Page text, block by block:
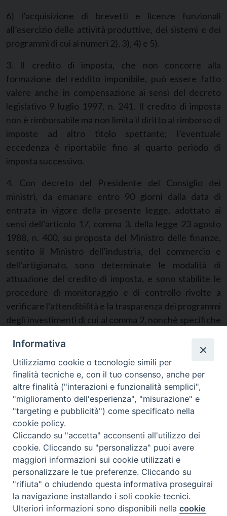
6) l’acquisizione di brevetti e licenze funzionali
all’esercizio delle attività produttive, dei sistemi e dei
programmi di cui ai numeri 2), 3), 4) e 5).
3. Il credito di imposta, che non concorre alla
formazione del reddito imponibile, può essere fatto
valere anche in compensazione ai sensi del decreto
legislativo 9 luglio 1997, n. 241. Il credito di imposta
non è rimborsabile ma non limita il diritto al rimborso di
imposte ad altro titolo spettante; l’eventuale
eccedenza è riportabile fino al quarto periodo di
imposta successivo.
4. Con decreto del Presidente del Consiglio dei
ministri, da emanare entro 90 giorni dalla data di
entrata in vigore della presente legge, adottato ai
sensi dell’articolo 17, comma 3, della legge 23 agosto
1988, n. 400, su proposta del Ministro delle finanze,
sentito il Ministro dell’industria, del commercio e
dell’artigianato, sono determinate le modalità di
attuazione del credito di imposta, e sono stabilite le
procedure di monitoraggio e di controllo rivolte a
verificare l’attendibilità e la trasparenza dei programmi
degli investimenti di cui al comma 2, nonchè specifiche
applicazione delle sanzioni.
Art. 9.
(Fondo per la promozione del libro e dei prodotti
editoriali di elevato valore culturale)
1. È istituito presso il Ministero per i beni e le attività
culturali un fondo finalizzato alla assegnazione di
contributi, con riferimento ai contratti di mutuo
stipulati per lo sviluppo dell’attività di produzione,
distribuzione e vendita del libro e dei prodotti editoriali
di elevato valore culturale, nonchè per la loro
diffusione all’estero.
Preferenze Cookie
Informativa
Utilizziamo cookie o tecnologie simili per
finalità tecniche e, con il tuo consenso, anche per
altre finalità ("interazioni e funzionalità semplici",
"miglioramento dell'esperienza", "misurazione" e
"targeting e pubblicità") come specificato nella
cookie policy.
Cliccando su "accetta" acconsenti all'utilizzo dei
cookie. Cliccando su "personalizza" puoi avere
maggiori informazioni sui cookie utilizzati e
personalizzare le tue preferenze. Cliccando su
"rifiuta" o chiudendo questa informativa proseguirai
la navigazione installando i soli cookie tecnici.
Ulteriori informazioni sono disponibili nellacookie